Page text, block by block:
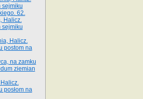
sejmiku
62.
Halicz.
sejmiku
Halicz.
postom na
na zamku
ziemian
posłom na